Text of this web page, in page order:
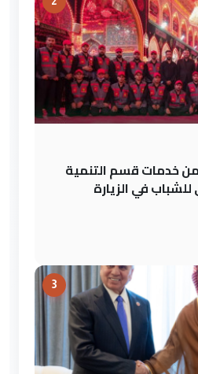
من خدمات قسم التنمية
في الزيارة
3